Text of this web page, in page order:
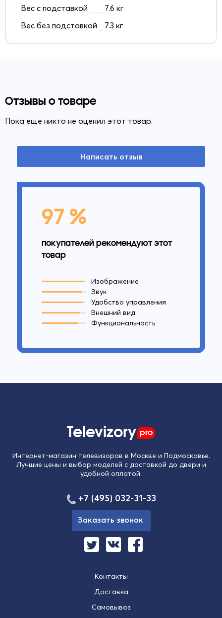
Вес с подставкой
7.6 кг
Вес без подставкой
7.3 кг
Отзывы о товаре
Пока еще никто не оценил этот товар.
Написать отзыв
97 %
покупателей рекомендуют этот
товар
Изображение
Звук
Удобство управления
Внешний вид
Функциональность
Televizory pro
Интернет-магазин телевизоров в Москве и Подмосковье.
Лучшие цены и выбор моделей с доставкой до двери и
удобной оплатой.
Контакты
Доставка
Самовывоз
+7 (495) 032-31-33
Заказать звонок